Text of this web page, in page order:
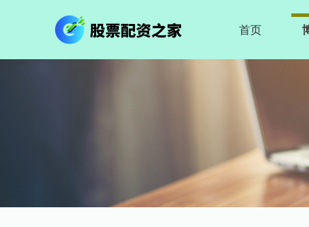
首页